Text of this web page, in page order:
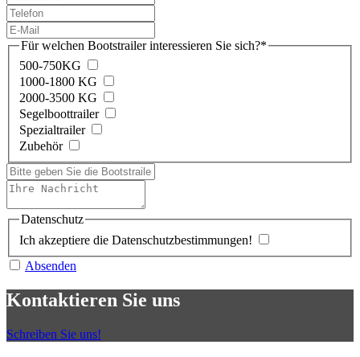
Für welchen Bootstrailer interessieren Sie sich?*
500-750KG
1000-1800 KG
2000-3500 KG
Segelboottrailer
Spezialtrailer
Zubehör
Datenschutz
Ich akzeptiere die Datenschutzbestimmungen!
Absenden
Kontaktieren Sie uns
Schreiben Sie uns!